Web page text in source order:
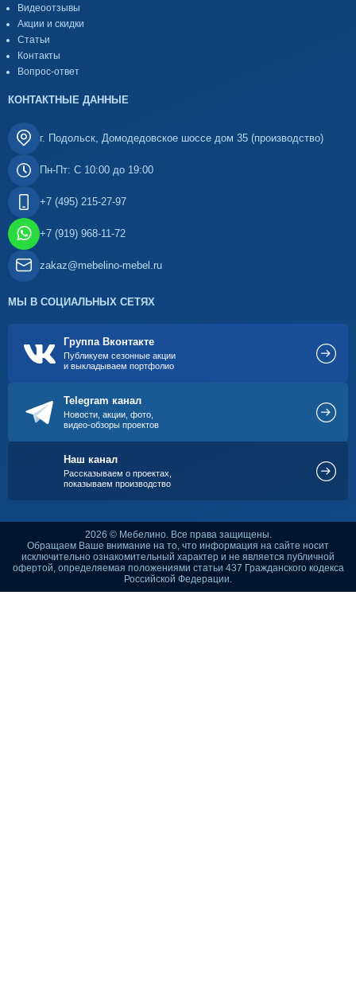
Видеоотзывы
Акции и скидки
Статьи
Контакты
Вопрос-ответ
КОНТАКТНЫЕ ДАННЫЕ
г. Подольск, Домодедовское шоссе дом 35 (производство)
Пн-Пт: С 10:00 до 19:00
+7 (495) 215-27-97
+7 (919) 968-11-72
zakaz@mebelino-mebel.ru
МЫ В СОЦИАЛЬНЫХ СЕТЯХ
Группа Вконтакте
Публикуем сезонные акции
и выкладываем портфолио
Telegram канал
Новости, акции, фото,
видео-обзоры проектов
Наш канал
Рассказываем о проектах,
показываем производство
2026 © Мебелино. Все права защищены.
Обращаем Ваше внимание на то, что информация на сайте носит
исключительно ознакомительный характер и не является публичной
офертой, определяемая положениями статьи 437 Гражданского кодекса
Российской Федерации.